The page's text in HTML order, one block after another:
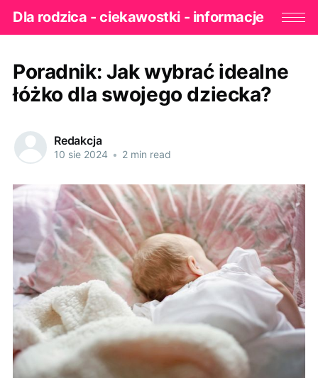
Dla rodzica - ciekawostki - informacje
Poradnik: Jak wybrać idealne
łóżko dla swojego dziecka?
Redakcja
10 sie 2024 • 2 min read